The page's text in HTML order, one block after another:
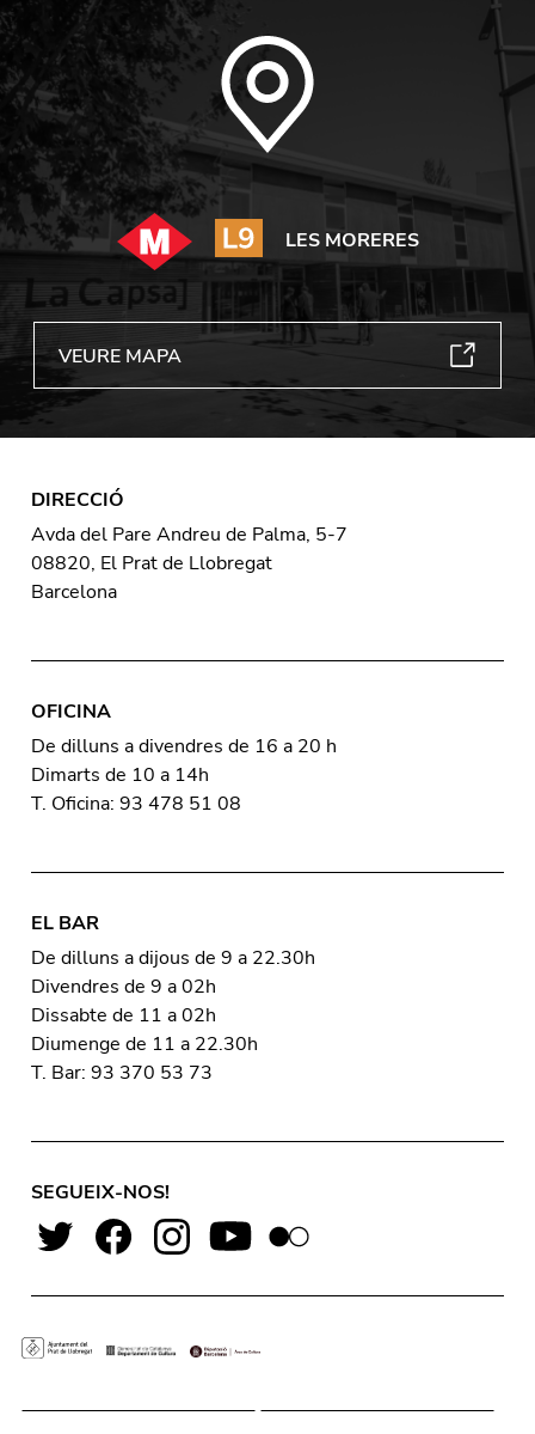
LES MORERES
VEURE MAPA
DIRECCIÓ
Avda del Pare Andreu de Palma, 5-7
08820, El Prat de Llobregat
Barcelona
OFICINA
De dilluns a divendres de 16 a 20 h
Dimarts de 10 a 14h
T. Oficina: 93 478 51 08
EL BAR
De dilluns a dijous de 9 a 22.30h
Divendres de 9 a 02h
Dissabte de 11 a 02h
Diumenge de 11 a 22.30h
T. Bar: 93 370 53 73
SEGUEIX-NOS!